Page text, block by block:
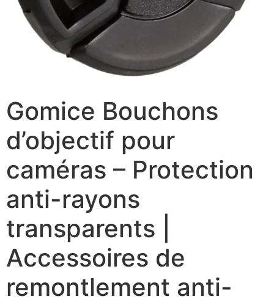
Gomice Bouchons
d’objectif pour
caméras – Protection
anti-rayons
transparents |
Accessoires de
remontlement anti-